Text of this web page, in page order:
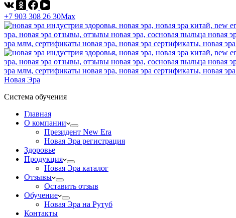
+7 903 308 26 30Max
Новая Эра
Система обучения
Главная
О компании
Президент New Era
Новая Эра регистрация
Здоровье
Продукция
Новая Эра каталог
Отзывы
Оставить отзыв
Обучение
Новая Эра на Рутуб
Контакты